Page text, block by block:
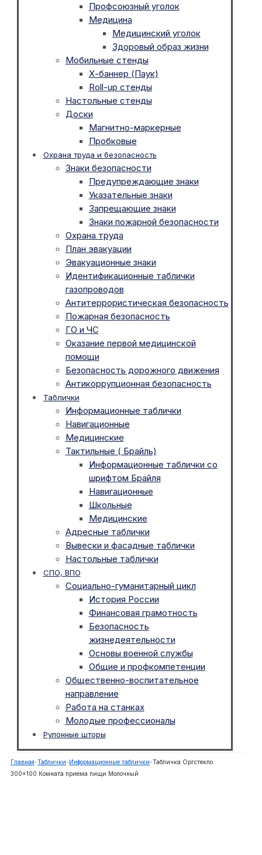
Профсоюзный уголок
Медицина
Медицинский уголок
Здоровый образ жизни
Мобильные стенды
Х-баннер (Паук)
Roll-up стенды
Настольные стенды
Доски
Магнитно-маркерные
Пробковые
Охрана труда и безопасность
Знаки безопасности
Предупреждающие знаки
Указательные знаки
Запрещающие знаки
Знаки пожарной безопасности
Охрана труда
План эвакуации
Эвакуационные знаки
Идентификационные таблички
газопроводов
Антитеррористическая безопасность
Пожарная безопасность
ГО и ЧС
Оказание первой медицинской
помощи
Безопасность дорожного движения
Антикоррупционная безопасность
Таблички
Информационные таблички
Навигационные
Медицинские
Тактильные ( Брайль)
Информационные таблички со
шрифтом Брайля
Навигационные
Школьные
Медицинские
Адресные таблички
Вывески и фасадные таблички
Настольные таблички
СПО, ВПО
Социально-гуманитарный цикл
История России
Финансовая грамотность
Безопасность
жизнедеятельности
Основы военной службы
Общие и профкомпетенции
Общественно-воспитательное
направление
Работа на станках
Молодые профессионалы
Рулонные шторы
Главная-Таблички- Информационные таблички-Табличка Оргстекло
300×100 Комната приема пищи Молочный